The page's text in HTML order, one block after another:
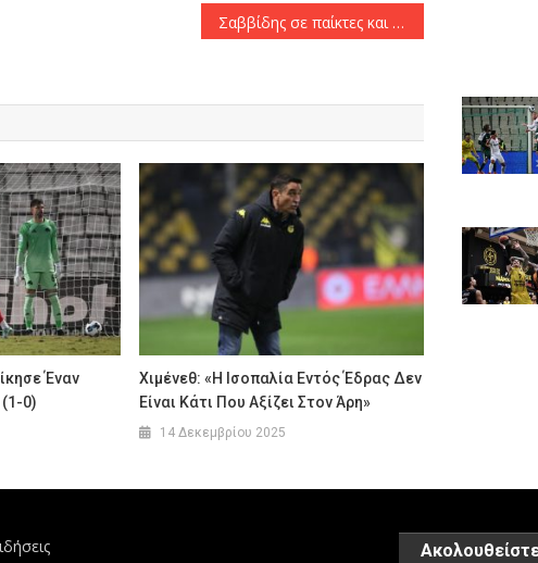
Σαββίδης σε παίκτες και τεχνική ηγεσία του ΠΑΟΚ : «Δεν θα αφήσω σε κανένα να σας κουνήσει το χέρι!»
Έναν
0)
Χιμένεθ: «Η Ισοπαλία Εντός Έδρας Δεν
Είναι Κάτι Που Αξίζει Στον Άρη»
14 Δεκεμβρίου 2025